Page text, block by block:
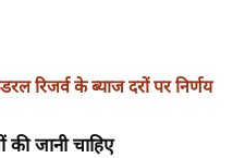
रिजर्व के ब्याज दरों पर निर्णय
जानी चाहिए